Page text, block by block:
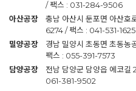
/ 팩스 : 031-284-9506
아산공장
충남 아산시 둔포면 아산
6274 / 팩스 : 041-531-1625
밀양공장
경남 밀양시 초동면 초동
팩스 : 055-391-7573
담양공장
전남 담양군 담양읍 에코
061-381-9502